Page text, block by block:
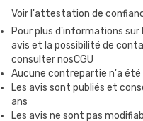
AMORCER
Pour amorcer une
réservoir.
Ensuite, il faut lui laisser le
une bouffée, c’est-à-dire
Voir l'attestation de
Pour plus d'informations
avis et la possibilité de
consulter nosCGU
Aucune contrepartie n'a été
Les avis sont publiés et
ans
Les avis ne sont pas